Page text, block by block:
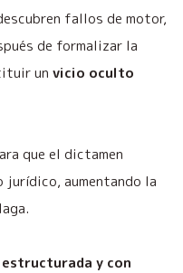
fallos de motor,
de formalizar la
un vicio oculto
que el dictamen
jurídico, aumentando la
y con